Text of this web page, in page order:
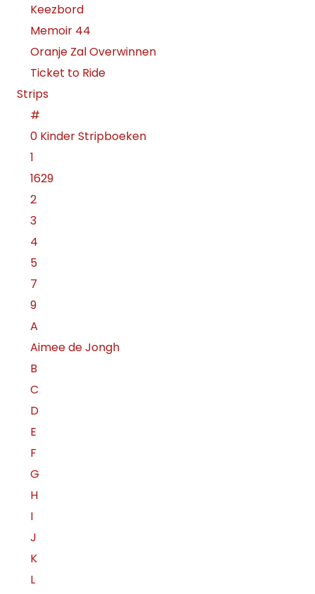
Keezbord
Memoir 44
Oranje Zal Overwinnen
Ticket to Ride
Strips
#
0 Kinder Stripboeken
1
1629
2
3
4
5
7
9
A
Aimee de Jongh
B
C
D
E
F
G
H
I
J
K
L